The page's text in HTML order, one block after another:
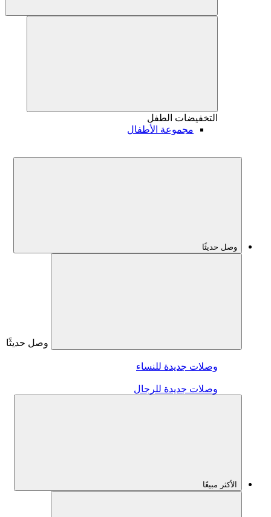
التخفيضات الطفل
مجموعة الأطفال
وصل حديثًا
وصل حديثًا
وصلات جديدة للنساء
وصلات جديدة للرجال
الأكثر مبيعًا